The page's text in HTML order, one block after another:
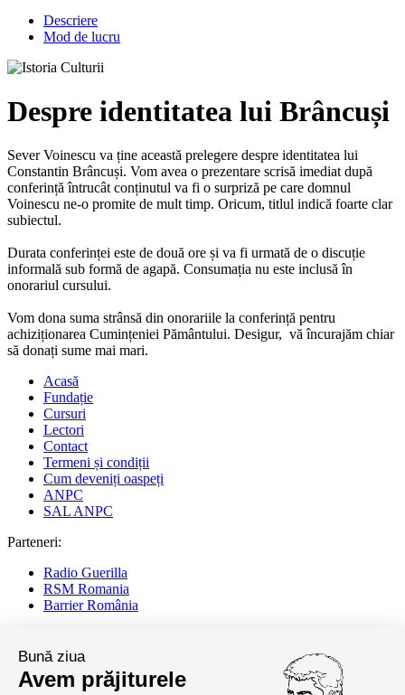
Descriere
Mod de lucru
Despre identitatea lui Brâncuși
Sever Voinescu va ține această prelegere despre identitatea lui
Constantin Brâncuși. Vom avea o prezentare scrisă imediat după
conferință întrucât conținutul va fi o surpriză pe care domnul
Voinescu ne-o promite de mult timp. Oricum, titlul indică foarte clar
subiectul.
Durata conferinței este de două ore și va fi urmată de o discuție
informală sub formă de agapă. Consumația nu este inclusă în
onorariul cursului.
Vom dona suma strânsă din onorariile la conferință pentru
achiziționarea Cumințeniei Pământului. Desigur, vă încurajăm chiar
să donați sume mai mari.
Acasă
Fundație
Cursuri
Lectori
Contact
Termeni și condiții
Cum deveniți oaspeți
ANPC
SAL ANPC
Parteneri:
Radio Guerilla
RSM Romania
Barrier România
Juridice
MobilPay
Bună ziua
Avem prăjiturele